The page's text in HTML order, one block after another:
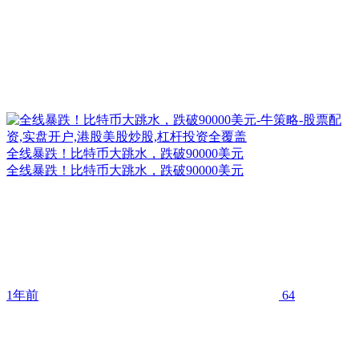
全线暴跌！比特币大跳水，跌破90000美元
全线暴跌！比特币大跳水，跌破90000美元
1年前 64